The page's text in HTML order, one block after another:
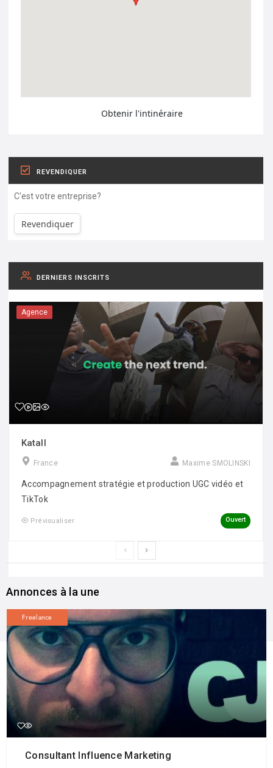
Obtenir l'intinéraire
REVENDIQUER
C'est votre entreprise?
Revendiquer
DERNIERS INSCRITS
Agence
Katall
France Maxime SMOLINSKI
Accompagnement stratégie et production UGC vidéo et
TikTok
Prévisualiser Ouvert
Annonces à la une
Freelance
Consultant Influence Marketing